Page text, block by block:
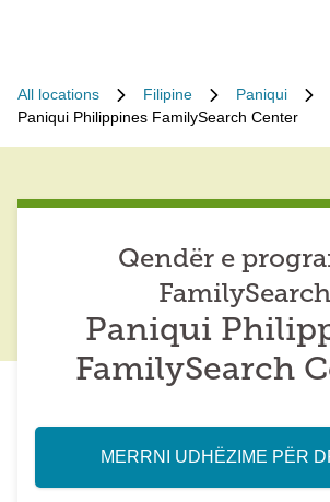
All locations Filipine
Paniqui
Paniqui Philippines FamilySearch Center
Qendër e
FamilySearch
Paniqui
FamilySearch
MERRNI UDHËZIME PËR